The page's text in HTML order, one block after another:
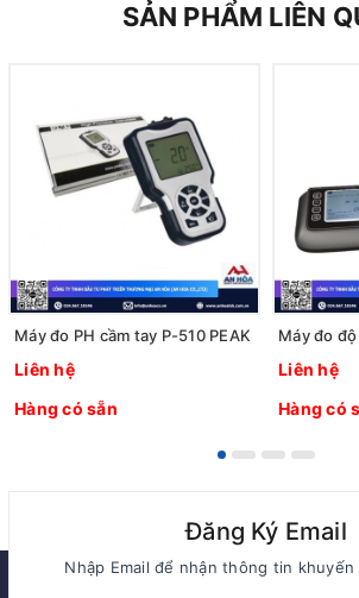
SẢN PHẨM LIÊN
Máy đo PH cầm tay P-510 PEAK
Liên hệ
Hàng có sẵn
Máy đo độ
Liên hệ
Hàng có
Đăng Ký Email
Nhập Email để nhận thông tin khuyến